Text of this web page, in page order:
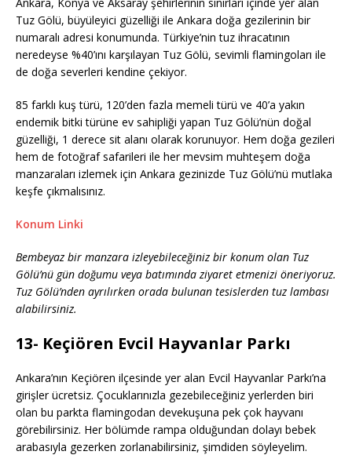
Tuz Gölü, büyüleyici güzelliği ile Ankara doğa gezilerinin bir
numaralı adresi konumunda. Türkiye’nin tuz ihracatının
neredeyse %40’ını karşılayan Tuz Gölü, sevimli flamingoları ile
de doğa severleri kendine çekiyor.
85 farklı kuş türü, 120’den fazla memeli türü ve 40’a yakın
endemik bitki türüne ev sahipliği yapan Tuz Gölü’nün doğal
güzelliği, 1 derece sit alanı olarak korunuyor. Hem doğa gezileri
hem de fotoğraf safarileri ile her mevsim muhteşem doğa
manzaraları izlemek için Ankara gezinizde Tuz Gölü’nü mutlaka
keşfe çıkmalısınız.
Konum Linki
Bembeyaz bir manzara izleyebileceğiniz bir konum olan Tuz
Gölü’nü gün doğumu veya batımında ziyaret etmenizi öneriyoruz.
Tuz Gölü’nden ayrılırken orada bulunan tesislerden tuz lambası
alabilirsiniz.
13- Keçiören Evcil Hayvanlar Parkı
Ankara’nın Keçiören ilçesinde yer alan Evcil Hayvanlar Parkı’na
girişler ücretsiz. Çocuklarınızla gezebileceğiniz yerlerden biri
olan bu parkta flamingodan devekuşuna pek çok hayvanı
görebilirsiniz. Her bölümde rampa olduğundan dolayı bebek
arabasıyla gezerken zorlanabilirsiniz, şimdiden söyleyelim.